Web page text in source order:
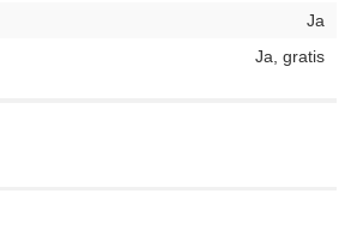
Ja
Ja, gratis